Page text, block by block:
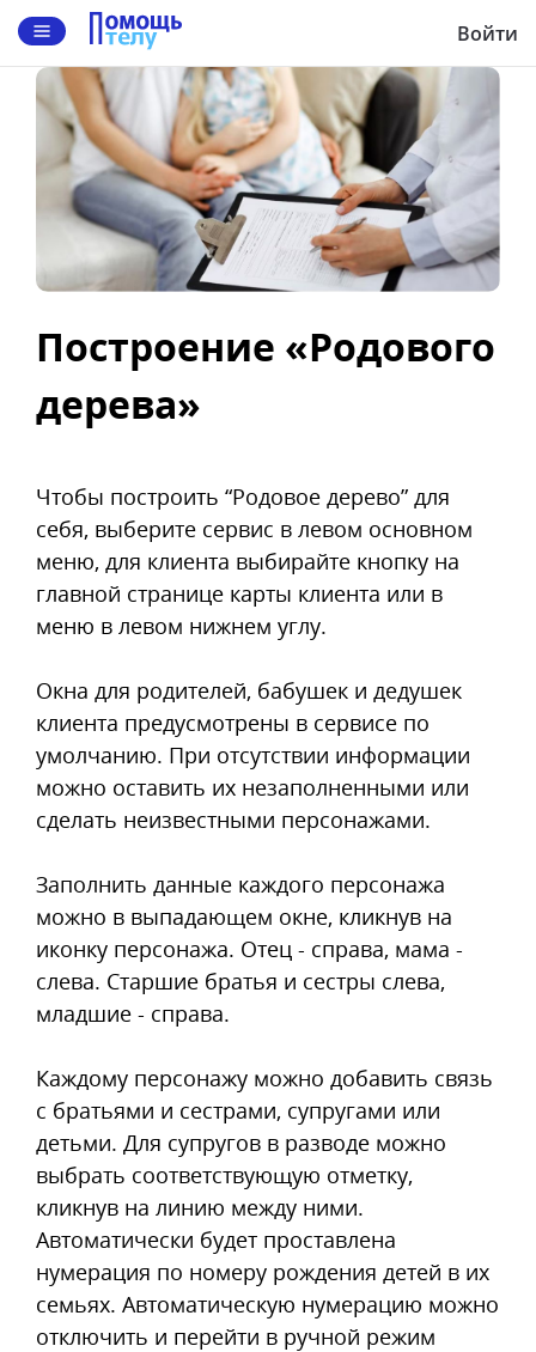
Войти
Построение «Родового
дерева»
Чтобы построить “Родовое дерево” для
себя, выберите сервис в левом основном
меню, для клиента выбирайте кнопку на
главной странице карты клиента или в
меню в левом нижнем углу.
Окна для родителей, бабушек и дедушек
клиента предусмотрены в сервисе по
умолчанию. При отсутствии информации
можно оставить их незаполненными или
сделать неизвестными персонажами.
Заполнить данные каждого персонажа
можно в выпадающем окне, кликнув на
иконку персонажа. Отец - справа, мама -
слева. Старшие братья и сестры слева,
младшие - справа.
Каждому персонажу можно добавить связь
с братьями и сестрами, супругами или
детьми. Для супругов в разводе можно
выбрать соответствующую отметку,
кликнув на линию между ними.
Автоматически будет проставлена
нумерация по номеру рождения детей в их
семьях. Автоматическую нумерацию можно
отключить и перейти в ручной режим